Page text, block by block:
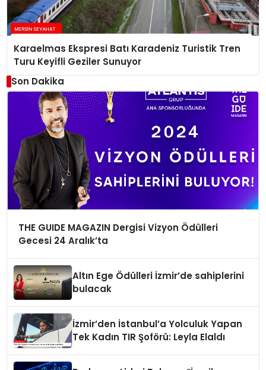
Karaelmas Ekspresi Batı Karadeniz Turistik Tren
Turu Keyifli Geziler Sunuyor
Son Dakika
THE GUIDE MAGAZIN Dergisi Vizyon Ödülleri
Gecesi 24 Aralık’ta
Altın Ege Ödülleri İzmir’de sahiplerini
bulacak
İzmir’den İstanbul’a Yolculuk Yapan
Tek Kadın TIR Şoförü: Leyla Elaldı